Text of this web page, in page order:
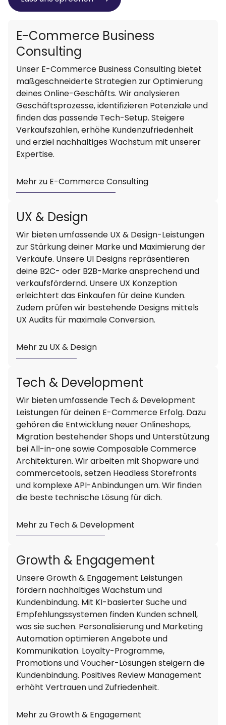
E-Commerce Business
Consulting
Unser E-Commerce Business Consulting bietet
maßgeschneiderte Strategien zur Optimierung
deines Online-Geschäfts. Wir analysieren
Geschäftsprozesse, identifizieren Potenziale und
finden das passende Tech-Setup. Steigere
Verkaufszahlen, erhöhe Kundenzufriedenheit
und erziel nachhaltiges Wachstum mit unserer
Expertise.
Mehr zu E-Commerce Consulting
UX & Design
Wir bieten umfassende UX & Design-Leistungen
zur Stärkung deiner Marke und Maximierung der
Verkäufe. Unsere UI Designs repräsentieren
deine B2C- oder B2B-Marke ansprechend und
verkaufsfördernd. Unsere UX Konzeption
erleichtert das Einkaufen für deine Kunden.
Zudem prüfen wir bestehende Designs mittels
UX Audits für maximale Conversion.
Mehr zu UX & Design
Tech & Development
Wir bieten umfassende Tech & Development
Leistungen für deinen E-Commerce Erfolg. Dazu
gehören die Entwicklung neuer Onlineshops,
Migration bestehender Shops und Unterstützung
bei All-in-one sowie Composable Commerce
Architekturen. Wir arbeiten mit Shopware und
commercetools, setzen Headless Storefronts
und komplexe API-Anbindungen um. Wir finden
die beste technische Lösung für dich.
Mehr zu Tech & Development
Growth & Engagement
Unsere Growth & Engagement Leistungen
fördern nachhaltiges Wachstum und
Kundenbindung. Mit KI-basierter Suche und
Empfehlungssystemen finden Kunden schnell,
was sie suchen. Personalisierung und Marketing
Automation optimieren Angebote und
Kommunikation. Loyalty-Programme,
Promotions und Voucher-Lösungen steigern die
Kundenbindung. Positives Review Management
erhöht Vertrauen und Zufriedenheit.
Mehr zu Growth & Engagement